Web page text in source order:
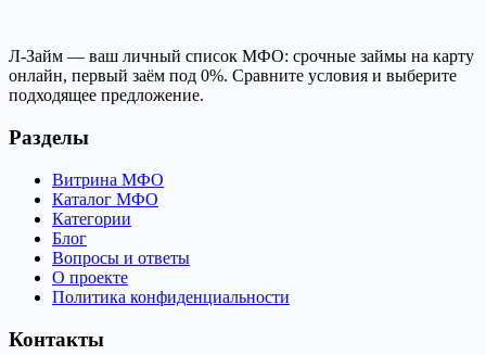
Л-Займ — ваш личный список МФО: срочные займы на карту
онлайн, первый заём под 0%. Сравните условия и выберите
подходящее предложение.
Разделы
Витрина МФО
Каталог МФО
Категории
Блог
Вопросы и ответы
О проекте
Политика конфиденциальности
Контакты